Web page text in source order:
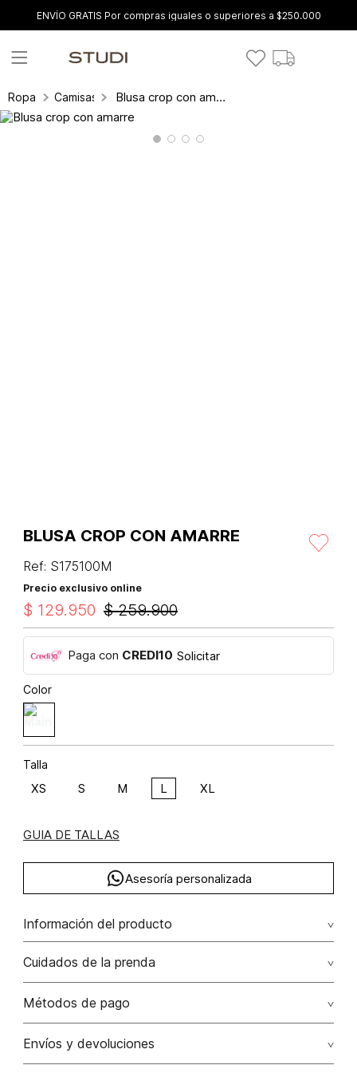
ENVÍO GRATIS Por compras iguales o superiores a $250.000
Ropa Camisas y blusas Blusa crop con amarre
BLUSA CROP CON AMARRE
Ref: S175100M
Precio exclusivo online
$ 259.900
$ 129.950
Paga con CREDI10 Solicitar
Color
Talla
XS S M L XL
GUIA DE TALLAS
Asesoría personalizada
Información del producto
Blusa crop con amarre algodón 55% poliéster 45%
Cuidados de la prenda
No dejar en remojo /lavar por separado / no utilizar
No usar lejia
Métodos de pago
Tarjetas de crédito: Visa, Dinners, Master Card y American
Envíos y devoluciones